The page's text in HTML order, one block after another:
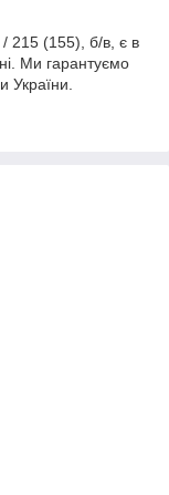
215 (155), б/в, є в
Ми гарантуємо
України.